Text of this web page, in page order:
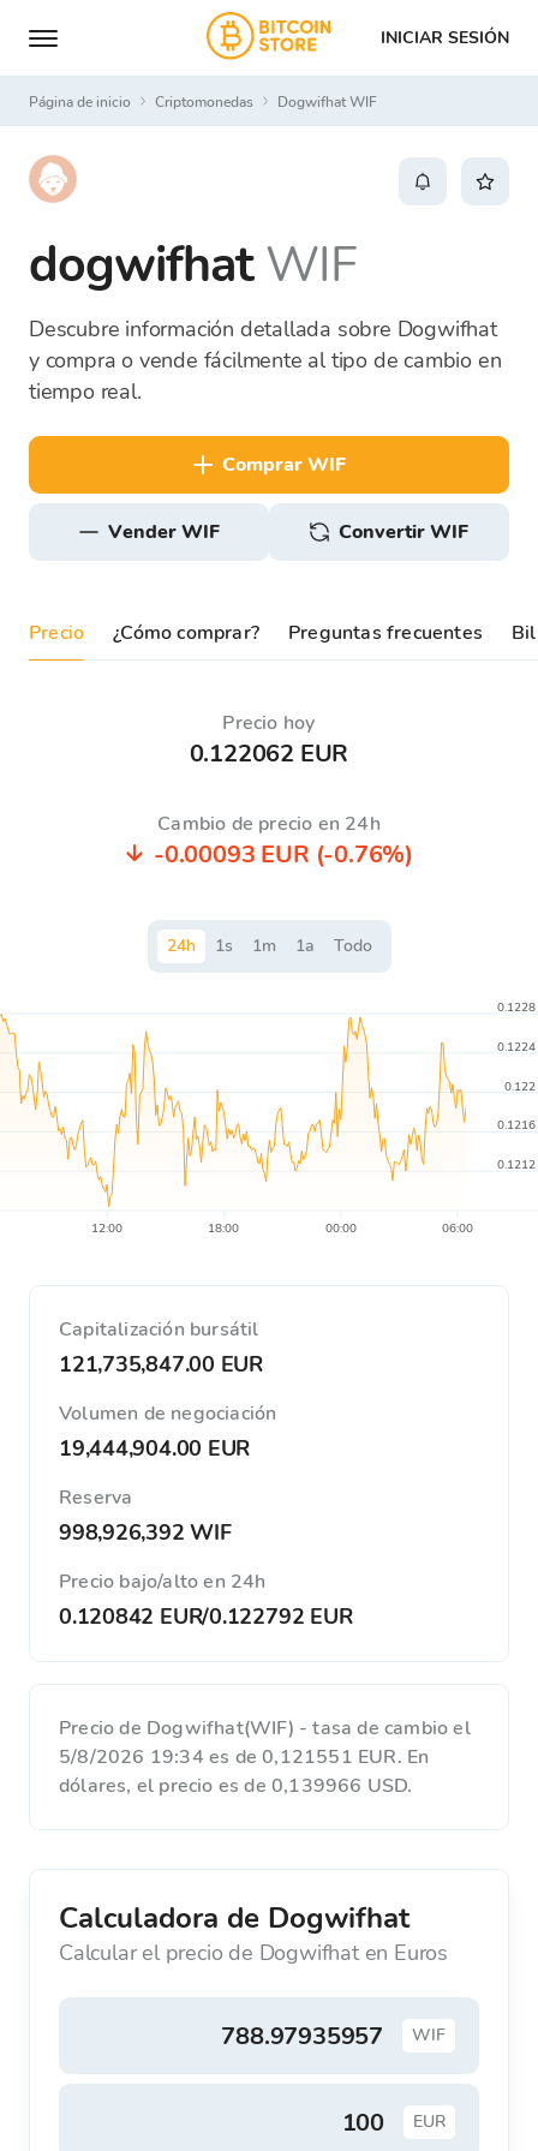
INICIAR SESIÓN
Página de inicio Criptomonedas Dogwifhat WIF
dogwifhat WIF
Descubre información detallada sobre Dogwifhat
y compra o vende fácilmente al tipo de cambio en
tiempo real.
comprar WIF
vender WIF Convertir WIF
Precio ¿Cómo comprar? Preguntas frecuentes
Precio hoy
0.122062 EUR
Cambio de precio en 24h
-0.00093 EUR (-0.76%)
24h 1s 1m 1a Todo
12:00 18:00 00:00 06:00
0.1212
0.1216
0.122
0.1224
0.1228
Capitalización bursátil
121,735,847.00 EUR
Volumen de negociación
19,444,904.00 EUR
Reserva
998,926,392 WIF
Precio bajo/alto en 24h
0.120842 EUR/0.122792 EUR
Precio de Dogwifhat(WIF) - tasa de cambio el
5/8/2026 19:34 es de 0,121551 EUR. En
dólares, el precio es de 0,139966 USD.
Calculadora de Dogwifhat
Calcular el precio de Dogwifhat en Euros
WIF
EUR